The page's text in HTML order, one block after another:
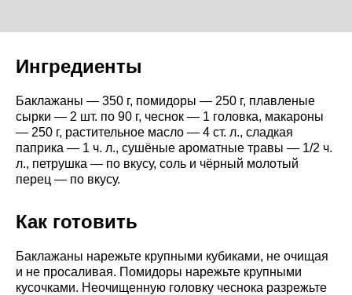
Ингредиенты
Баклажаны — 350 г, помидоры — 250 г, плавленые
сырки — 2 шт. по 90 г, чеснок — 1 головка, макароны
— 250 г, растительное масло — 4 ст. л., сладкая
паприка — 1 ч. л., сушёные ароматные травы — 1/2 ч.
л., петрушка — по вкусу, соль и чёрный молотый
перец — по вкусу.
Как готовить
Баклажаны нарежьте крупными кубиками, не очищая
и не просаливая. Помидоры нарежьте крупными
кусочками. Неочищенную головку чеснока разрежьте